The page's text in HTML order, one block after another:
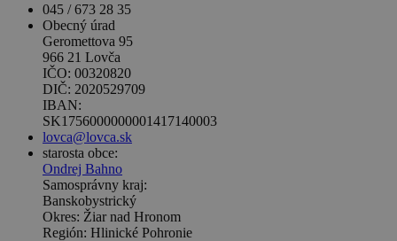
045 / 673 28 35
Obecný úrad
Geromettova 95
966 21 Lovča
IČO: 00320820
DIČ: 2020529709
IBAN:
SK1756000000001417140003
lovca@lovca.sk
starosta obce:
Ondrej Bahno
Samosprávny kraj:
Banskobystrický
Okres: Žiar nad Hronom
Región: Hlinické Pohronie